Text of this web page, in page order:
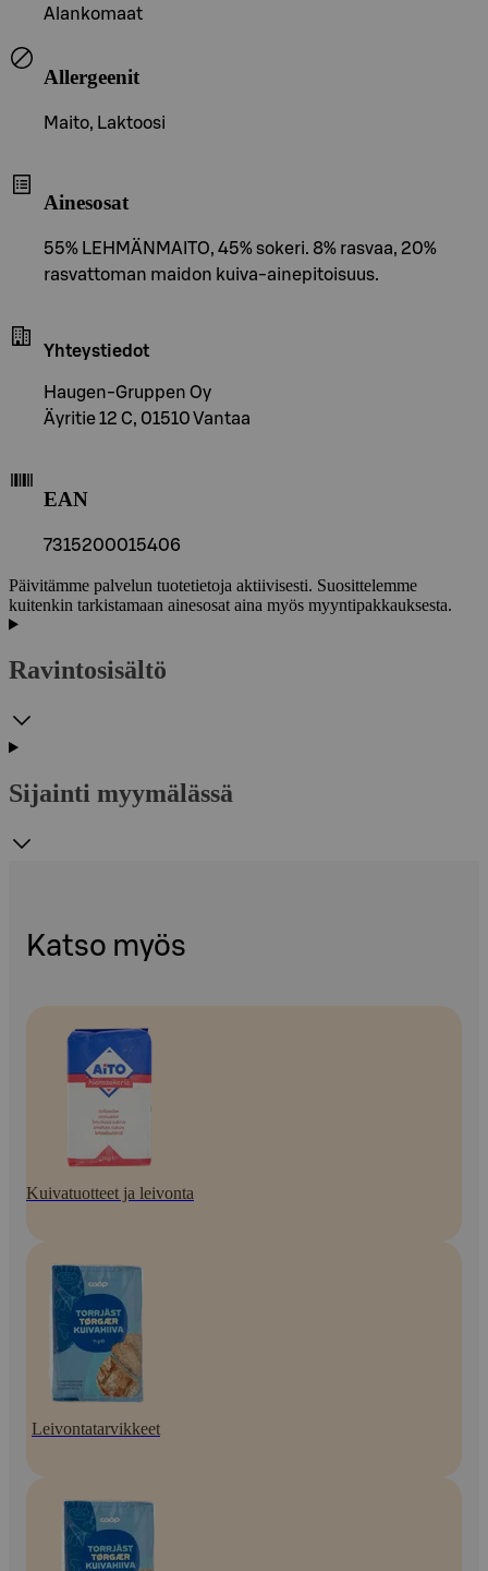
Alankomaat
Allergeenit
Maito, Laktoosi
Ainesosat
55% LEHMÄNMAITO, 45% sokeri. 8% rasvaa, 20%
rasvattoman maidon kuiva-ainepitoisuus.
Yhteystiedot
Haugen-Gruppen Oy
Äyritie 12 C, 01510 Vantaa
EAN
7315200015406
Päivitämme palvelun tuotetietoja aktiivisesti. Suosittelemme
kuitenkin tarkistamaan ainesosat aina myös myyntipakkauksesta.
Ravintosisältö
Sijainti myymälässä
Katso myös
Kuivatuotteet ja leivonta
Leivontatarvikkeet